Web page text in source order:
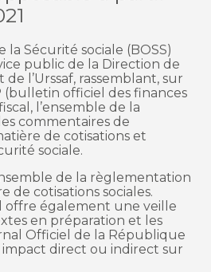
Sécurité sociale (BOSS)
public de la Direction de
de l’Urssaf, rassemblant, sur
(bulletin officiel des finances
l’ensemble de la
commentaires de
de cotisations et
sociale.
de la règlementation
de cotisations sociales.
offre également une veille
en préparation et les
Officiel de la République
direct ou indirect sur